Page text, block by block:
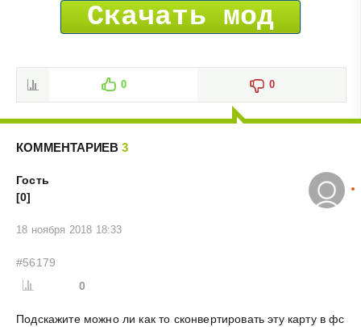
Скачать мод
0 0
КОММЕНТАРИЕВ 3
Гость
[0]
18 ноября 2018 18:33
#56179
0
Подскажите можно ли как то сконвертировать эту карту в фс